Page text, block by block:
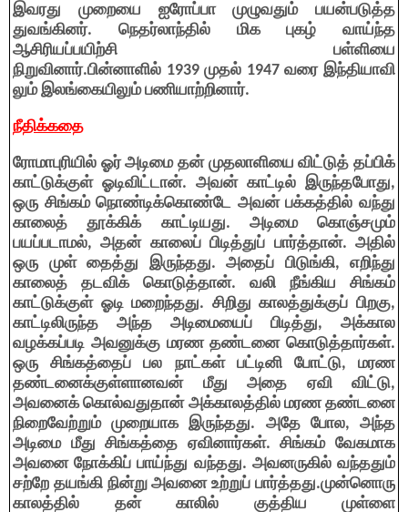
இவரது முறையை ஐரோப்பா முழுவதும் பயன்படுத்த
துவங்கினர். நெதர்லாந்தில் மிக புகழ் வாய்ந்த
ஆசிரியப்பயிற்சி பள்ளியை
நிறுவினார்.பின்னாளில் 1939 முதல் 1947 வரை இந்தியாவி
லும் இலங்கையிலும் பணியாற்றினார்.
நீதிக்கதை
ரோமாபுரியில் ஓர் அடிமை தன் முதலாளியை விட்டுத் தப்பிக்
காட்டுக்குள் ஓடிவிட்டான். அவன் காட்டில் இருந்தபோது,
ஒரு சிங்கம் நொண்டிக்கொண்டே அவன் பக்கத்தில் வந்து
காலைத் தூக்கிக் காட்டியது. அடிமை கொஞ்சமும்
பயப்படாமல், அதன் காலைப் பிடித்துப் பார்த்தான். அதில்
ஒரு முள் தைத்து இருந்தது. அதைப் பிடுங்கி, எறிந்து
காலைத் தடவிக் கொடுத்தான். வலி நீங்கிய சிங்கம்
காட்டுக்குள் ஓடி மறைந்தது. சிறிது காலத்துக்குப் பிறகு,
காட்டிலிருந்த அந்த அடிமையைப் பிடித்து, அக்கால
வழக்கப்படி அவனுக்கு மரண தண்டனை கொடுத்தார்கள்.
ஒரு சிங்கத்தைப் பல நாட்கள் பட்டினி போட்டு, மரண
தண்டனைக்குள்ளானவன் மீது அதை ஏவி விட்டு,
அவனைக் கொல்வதுதான் அக்காலத்தில் மரண தண்டனை
நிறைவேற்றும் முறையாக இருந்தது. அதே போல, அந்த
அடிமை மீது சிங்கத்தை ஏவினார்கள். சிங்கம் வேகமாக
அவனை நோக்கிப் பாய்ந்து வந்தது. அவனருகில் வந்ததும்
சற்றே தயங்கி நின்று அவனை உற்றுப் பார்த்தது.முன்னொரு
காலத்தில் தன் காலில் குத்திய முள்ளை